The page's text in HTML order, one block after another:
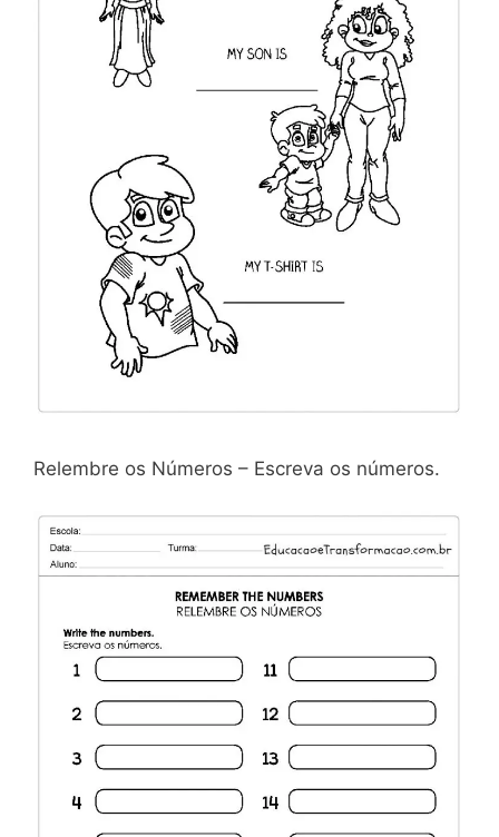
Relembre os Números – Escreva os números.